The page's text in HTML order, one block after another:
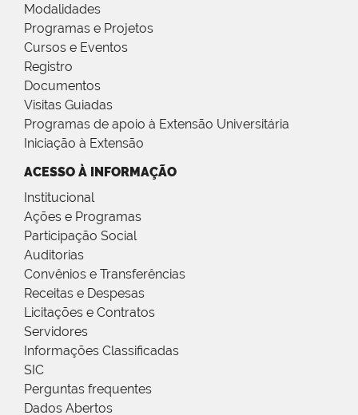
Modalidades
Programas e Projetos
Cursos e Eventos
Registro
Documentos
Visitas Guiadas
Programas de apoio à Extensão Universitária
Iniciação à Extensão
ACESSO À INFORMAÇÃO
Institucional
Ações e Programas
Participação Social
Auditorias
Convênios e Transferências
Receitas e Despesas
Licitações e Contratos
Servidores
Informações Classificadas
SIC
Perguntas frequentes
Dados Abertos